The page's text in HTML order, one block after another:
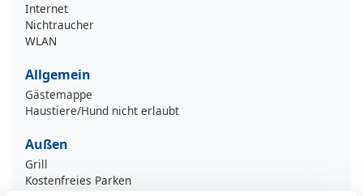
Internet
Nichtraucher
WLAN
Allgemein
Gästemappe
Haustiere/Hund nicht erlaubt
Außen
Grill
Kostenfreies Parken